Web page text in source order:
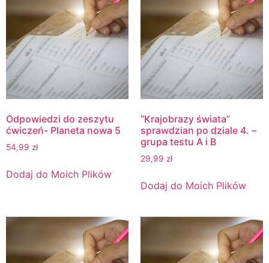
Odpowiedzi do zeszytu
ćwiczeń- Planeta nowa 5
54,99 zł
Dodaj do Moich Plików
“Krajobrazy świata”
sprawdzian po dziale 4. –
grupa testu A i B
29,99 zł
Dodaj do Moich Plików